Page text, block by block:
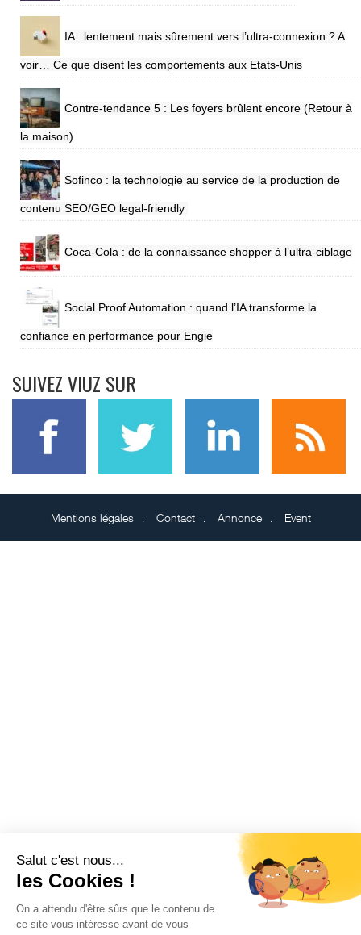
Salut c'est nous...
les Cookies !
On a attendu d'être sûrs que le contenu de
ce site vous intéresse avant de vous
IA : lentement mais sûrement vers l’ultra-connexion ? A
voir… Ce que disent les comportements aux Etats-Unis
Contre-tendance 5 : Les foyers brûlent encore (Retour à
la maison)
Sofinco : la technologie au service de la production de
contenu SEO/GEO legal-friendly
Coca-Cola : de la connaissance shopper à l’ultra-ciblage
Social Proof Automation : quand l’IA transforme la
confiance en performance pour Engie
SUIVEZ VIUZ SUR
Mentions légales Contact Annonce Event